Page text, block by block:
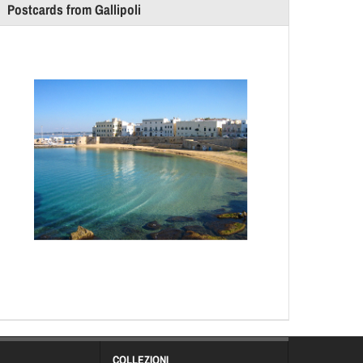
Postcards from Gallipoli
COLLEZIONI